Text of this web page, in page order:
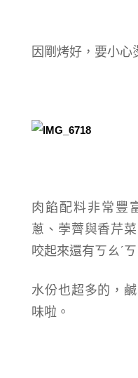
因剛烤好，要小心
肉餡配料非常豐
蔥、荸薺與香芹
咬起來還有ㄎㄠˊㄎ
水份也超多的，
味啦。